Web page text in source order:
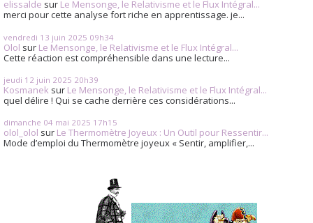
elissalde sur Le Mensonge, le Relativisme et le Flux Intégral...
merci pour cette analyse fort riche en apprentissage. je...
vendredi 13 juin 2025 09h34
Olol sur Le Mensonge, le Relativisme et le Flux Intégral...
Cette réaction est compréhensible dans une lecture...
jeudi 12 juin 2025 20h39
Kosmanek sur Le Mensonge, le Relativisme et le Flux Intégral...
quel délire ! Qui se cache derrière ces considérations...
dimanche 04 mai 2025 17h15
olol_olol sur Le Thermomètre Joyeux : Un Outil pour Ressentir...
Mode d’emploi du Thermomètre joyeux « Sentir, amplifier,...